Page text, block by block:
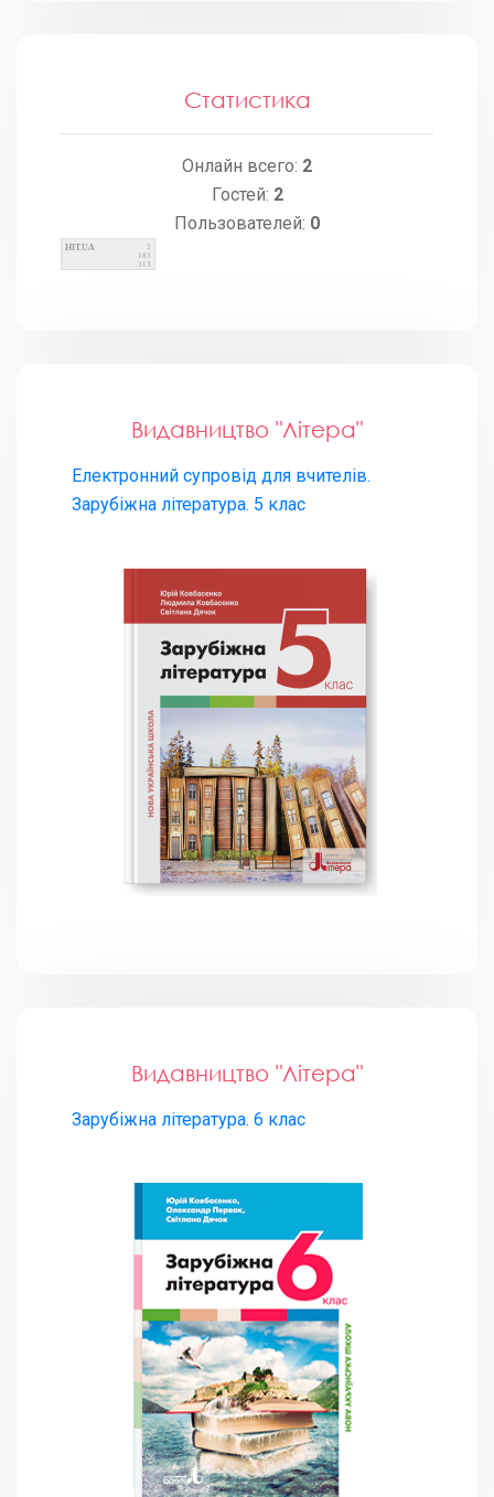
Статистика
Онлайн всего: 2
Гостей: 2
Пользователей: 0
HIT.UA
2
183
313
Видавництво "Літера"
Електронний супровід для вчителів.
Зарубіжна література. 5 клас
Видавництво "Літера"
Зарубіжна література. 6 клас